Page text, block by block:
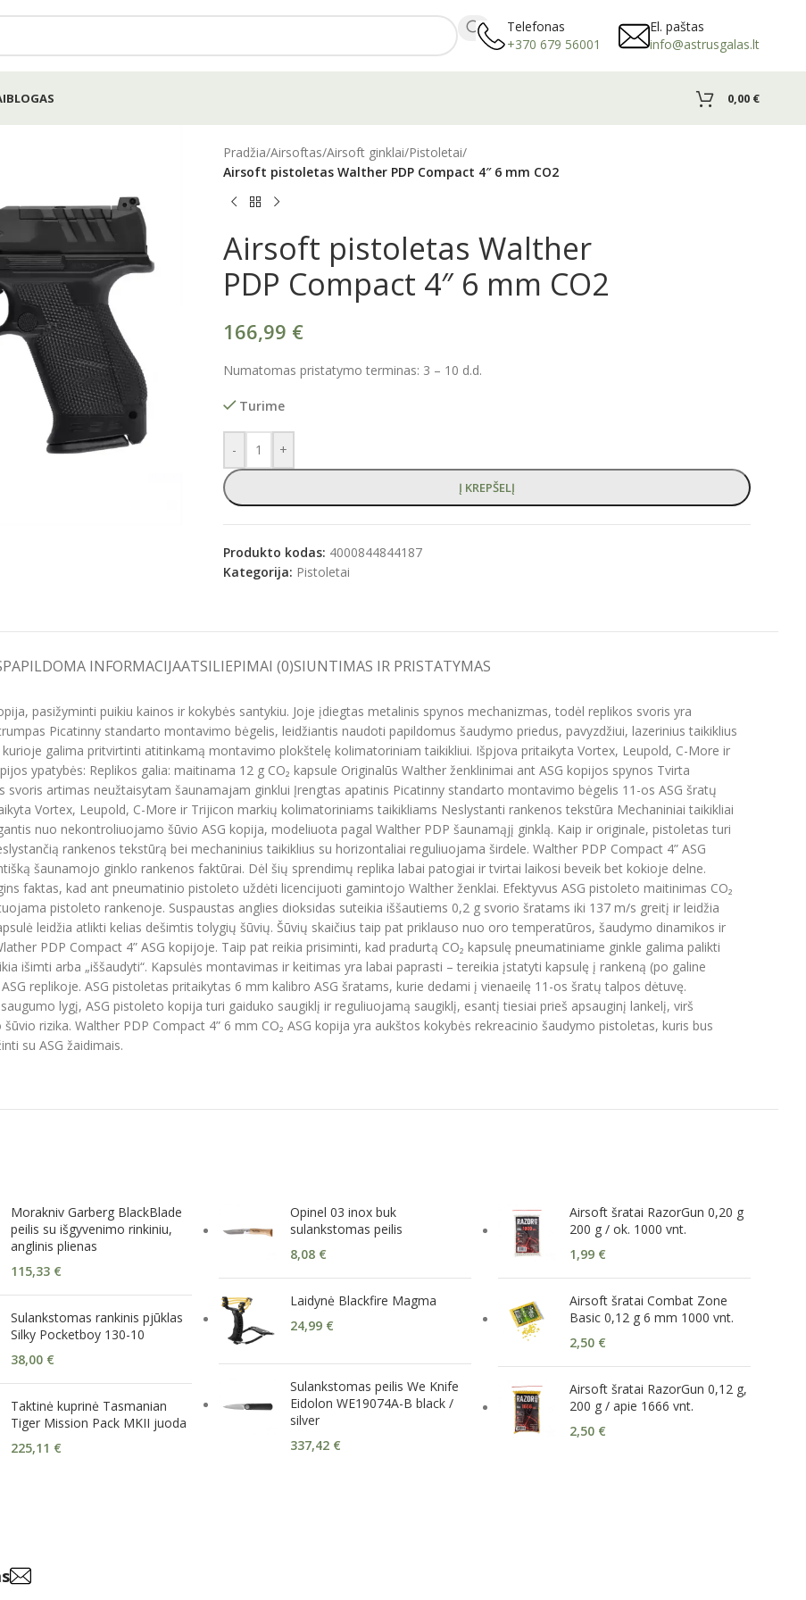
Telefonas
+370 679 56001
El. paštas
info@astrusgalas.lt
BLOGAS 0,00 €
Pradžia/Airsoftas/Airsoft ginklai/Pistoletai/
Airsoft pistoletas Walther PDP Compact 4″ 6 mm CO2
Airsoft pistoletas Walther
PDP Compact 4″ 6 mm CO2
166,99 €
Numatomas pristatymo terminas: 3 – 10 d.d.
Turime
- +
Į KREPŠELĮ
Produkto kodas: 4000844844187
Kategorija: Pistoletai
PAPILDOMA INFORMACIJAATSILIEPIMAI (0)SIUNTIMAS IR PRISTATYMAS
pasižyminti puikiu kainos ir kokybės santykiu. Joje įdiegtas metalinis spynos mechanizmas, todėl replikos svoris yra
Picatinny standarto montavimo bėgelis, leidžiantis naudoti papildomus šaudymo priedus, pavyzdžiui, lazerinius taikiklius
galima pritvirtinti atitinkamą montavimo plokštelę kolimatoriniam taikikliui. Išpjova pritaikyta Vortex, Leupold, C-More ir
ypatybės: Replikos galia: maitinama 12 g CO₂ kapsule Originalūs Walther ženklinimai ant ASG kopijos spynos Tvirta
artimas neužtaisytam šaunamajam ginklui Įrengtas apatinis Picatinny standarto montavimo bėgelis 11-os ASG šratų
Vortex, Leupold, C-More ir Trijicon markių kolimatoriniams taikikliams Neslystanti rankenos tekstūra Mechaniniai taikikliai
nuo nekontroliuojamo šūvio ASG kopija, modeliuota pagal Walther PDP šaunamąjį ginklą. Kaip ir originale, pistoletas turi
rankenos tekstūrą bei mechaninius taikiklius su horizontaliai reguliuojama širdele. Walther PDP Compact 4” ASG
šaunamojo ginklo rankenos faktūrai. Dėl šių sprendimų replika labai patogiai ir tvirtai laikosi beveik bet kokioje delne.
faktas, kad ant pneumatinio pistoleto uždėti licencijuoti gamintojo Walther ženklai. Efektyvus ASG pistoleto maitinimas CO₂
pistoleto rankenoje. Suspaustas anglies dioksidas suteikia iššautiems 0,2 g svorio šratams iki 137 m/s greitį ir leidžia
leidžia atlikti kelias dešimtis tolygių šūvių. Šūvių skaičius taip pat priklauso nuo oro temperatūros, šaudymo dinamikos ir
PDP Compact 4” ASG kopijoje. Taip pat reikia prisiminti, kad pradurtą CO₂ kapsulę pneumatiniame ginkle galima palikti
išimti arba „iššaudyti“. Kapsulės montavimas ir keitimas yra labai paprasti – tereikia įstatyti kapsulę į rankeną (po galine
replikoje. ASG pistoletas pritaikytas 6 mm kalibro ASG šratams, kurie dedami į vienaeilę 11-os šratų talpos dėtuvę.
lygį, ASG pistoleto kopija turi gaiduko saugiklį ir reguliuojamą saugiklį, esantį tiesiai prieš apsauginį lankelį, virš
rizika. Walther PDP Compact 4” 6 mm CO₂ ASG kopija yra aukštos kokybės rekreacinio šaudymo pistoletas, kuris bus
su ASG žaidimais.
Morakniv Garberg BlackBlade
peilis su išgyvenimo rinkiniu,
anglinis plienas
115,33 €
Sulankstomas rankinis pjūklas
Silky Pocketboy 130-10
38,00 €
Taktinė kuprinė Tasmanian
Tiger Mission Pack MKII juoda
225,11 €
Opinel 03 inox buk
sulankstomas peilis
8,08 €
Laidynė Blackfire Magma
24,99 €
Sulankstomas peilis We Knife
Eidolon WE19074A-B black /
silver
337,42 €
Airsoft šratai RazorGun 0,20 g
200 g / ok. 1000 vnt.
1,99 €
Airsoft šratai Combat Zone
Basic 0,12 g 6 mm 1000 vnt.
2,50 €
Airsoft šratai RazorGun 0,12 g,
200 g / apie 1666 vnt.
2,50 €